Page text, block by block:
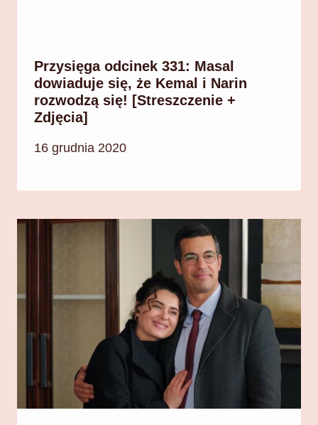
Przysięga odcinek 331: Masal
dowiaduje się, że Kemal i Narin
rozwodzą się! [Streszczenie +
Zdjęcia]
16 grudnia 2020